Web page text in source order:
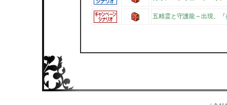
五精霊と守護龍～出現、